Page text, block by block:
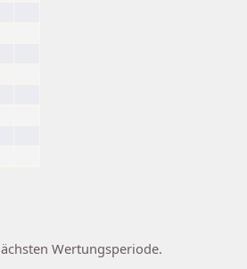
Wertungsperiode.